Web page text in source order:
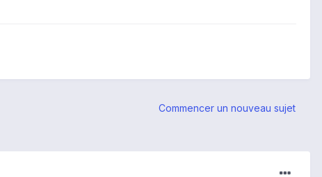
Commencer un nouveau sujet